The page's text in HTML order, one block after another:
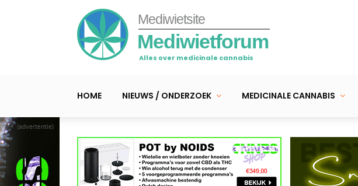
(advertentie)
Mediwietsite
Mediwietforum
Alles over medicinale cannabis
HOME NIEUWS / ONDERZOEK MEDICINALE CANNABIS